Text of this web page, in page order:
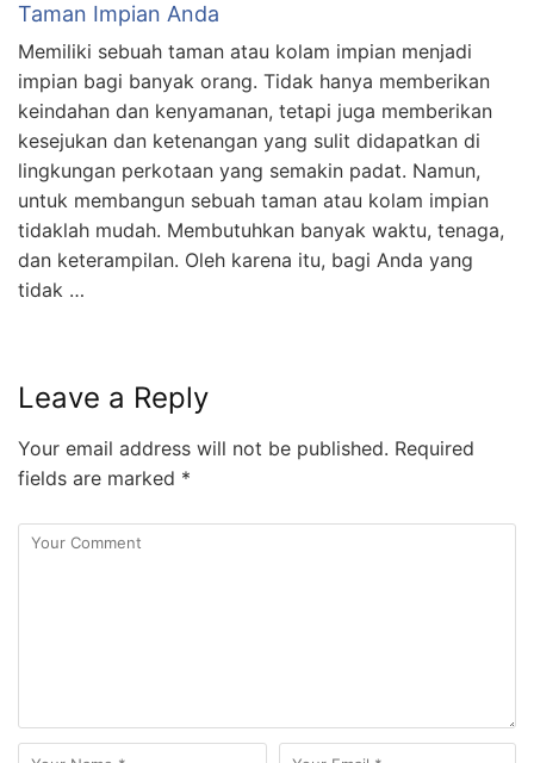
Taman Impian Anda
Memiliki sebuah taman atau kolam impian menjadi
impian bagi banyak orang. Tidak hanya memberikan
keindahan dan kenyamanan, tetapi juga memberikan
kesejukan dan ketenangan yang sulit didapatkan di
lingkungan perkotaan yang semakin padat. Namun,
untuk membangun sebuah taman atau kolam impian
tidaklah mudah. Membutuhkan banyak waktu, tenaga,
dan keterampilan. Oleh karena itu, bagi Anda yang
tidak …
Leave a Reply
Your email address will not be published. Required
fields are marked *